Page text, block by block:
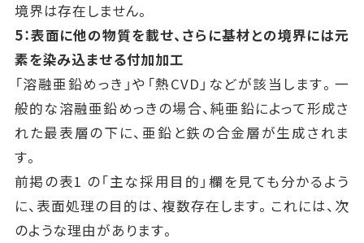
境界は存在しません。
5：表面に他の物質を載せ、さらに基材との境界には元
素を染み込ませる付加加工
「溶融亜鉛めっき」や「熱CVD」などが該当します。一
般的な溶融亜鉛めっきの場合、純亜鉛によって形成さ
れた最表層の下に、亜鉛と鉄の合金層が生成されま
す。
前掲の表1 の「主な採用目的」欄を見ても分かるよう
に、表面処理の目的は、複数存在します。これには、次
のような理由があります。